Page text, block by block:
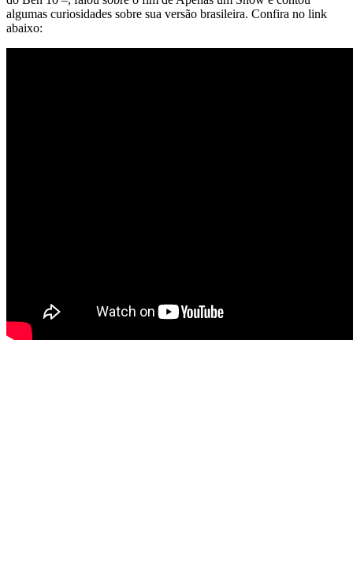
algumas curiosidades sobre sua versão brasileira. Confira no link
abaixo: